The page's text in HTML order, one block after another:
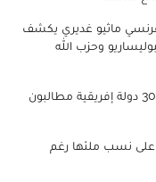
ماثيو غديري يكشف
وحزب الله
تأشيرة الدخول للولايات المتحدة: مواطنو 30 دولة إفريقية مطالبون
نسب ملئها رغم